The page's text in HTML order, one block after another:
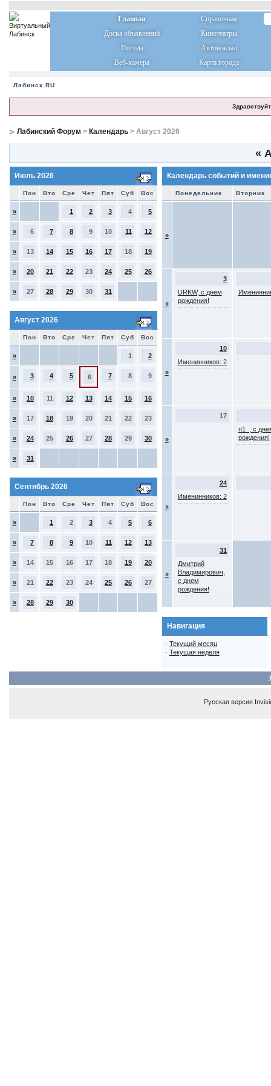
Главная
Справочная
Доска объявлений
Кинотеатры
Погода
Автовокзал
Веб-камера
Карта города
Лабинск.RU
Лабинский Форум > Календарь> Август 2026
«
Июль 2026
Пон Вто Сре Чет Пят Суб Вос
» 1 2 3 4 5
» 6 7 8 9 10 11 12
» 13 14 15 16 17 18 19
» 20 21 22 23 24 25 26
» 27 28 29 30 31
Август 2026
Пон Вто Сре Чет Пят Суб Вос
» 1 2
» 3 4 5 6 7 8 9
» 10 11 12 13 14 15 16
» 17 18 19 20 21 22 23
» 24 25 26 27 28 29 30
» 31
Сентябрь 2026
Пон Вто Сре Чет Пят Суб Вос
» 1 2 3 4 5 6
» 7 8 9 10 11 12 13
» 14 15 16 17 18 19 20
» 21 22 23 24 25 26 27
» 28 29 30
Календарь событий и
Понедельник Вторник
»
»
3
URKW, с днем
рождения!
»
10
Именинников: 2
»
17
n1_, с
рождения!
»
24
Именинников: 2
»
31
Дмитрий
Владимирович,
с днем
рождения!
Навигация
· Текущий месяц
· Текущая неделя
Русская версия